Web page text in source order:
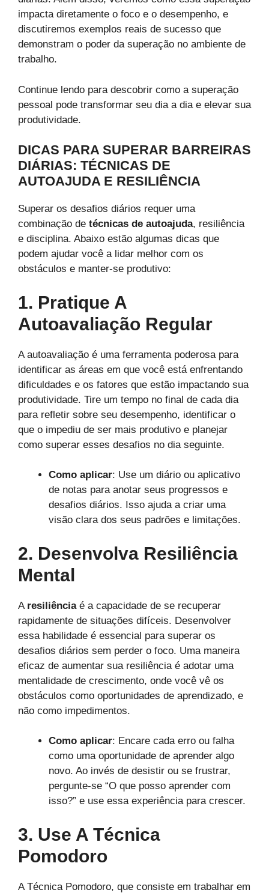
impacta diretamente o foco e o desempenho, e
discutiremos exemplos reais de sucesso que
demonstram o poder da superação no ambiente de
trabalho.
Continue lendo para descobrir como a superação
pessoal pode transformar seu dia a dia e elevar sua
produtividade.
DICAS PARA SUPERAR BARREIRAS
DIÁRIAS: TÉCNICAS DE
AUTOAJUDA E RESILIÊNCIA
Superar os desafios diários requer uma
combinação de técnicas de autoajuda, resiliência
e disciplina. Abaixo estão algumas dicas que
podem ajudar você a lidar melhor com os
obstáculos e manter-se produtivo:
1. Pratique A
Autoavaliação Regular
A autoavaliação é uma ferramenta poderosa para
identificar as áreas em que você está enfrentando
dificuldades e os fatores que estão impactando sua
produtividade. Tire um tempo no final de cada dia
para refletir sobre seu desempenho, identificar o
que o impediu de ser mais produtivo e planejar
como superar esses desafios no dia seguinte.
Como aplicar: Use um diário ou aplicativo
de notas para anotar seus progressos e
desafios diários. Isso ajuda a criar uma
visão clara dos seus padrões e limitações.
2. Desenvolva Resiliência
Mental
A resiliênciaé a capacidade de se recuperar
rapidamente de situações difíceis. Desenvolver
essa habilidade é essencial para superar os
desafios diários sem perder o foco. Uma maneira
eficaz de aumentar sua resiliência é adotar uma
mentalidade de crescimento, onde você vê os
obstáculos como oportunidades de aprendizado, e
não como impedimentos.
Como aplicar: Encare cada erro ou falha
como uma oportunidade de aprender algo
novo. Ao invés de desistir ou se frustrar,
pergunte-se “O que posso aprender com
isso?” e use essa experiência para crescer.
3. Use A Técnica
Pomodoro
A Técnica Pomodoro, que consiste em trabalhar em